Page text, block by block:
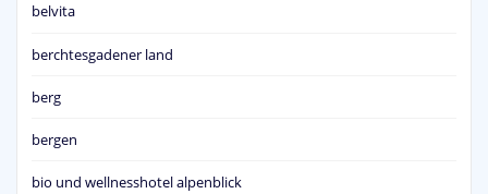
belvita
berchtesgadener land
berg
bergen
bio und wellnesshotel alpenblick